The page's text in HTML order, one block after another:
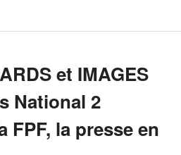
et IMAGES
National 2
la presse en